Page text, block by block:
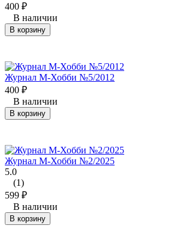
400 ₽
В наличии
В корзину
Журнал М-Хобби №5/2012
400 ₽
В наличии
В корзину
Журнал М-Хобби №2/2025
5.0
(1)
599 ₽
В наличии
В корзину